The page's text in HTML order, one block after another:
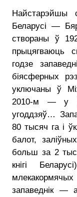
Найстарэйшы
Беларусі —
створаны ў
прыцягваюць
годзе
біясферных
уключаны ў
2010-м — у
угоддзяў…
80 тысяч га і
балот,
больш за 2
кнігі
запаведнік —